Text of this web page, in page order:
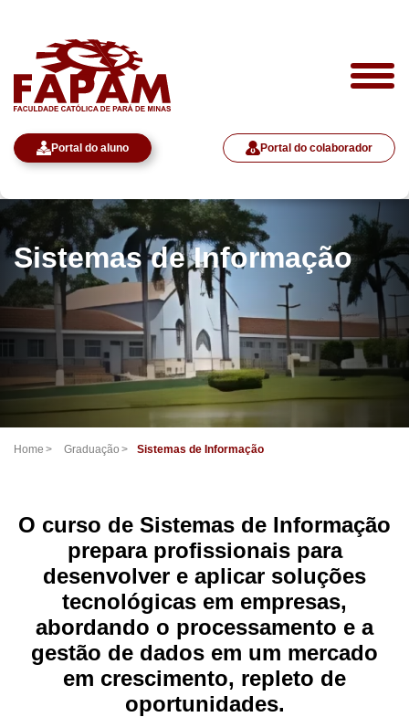
Portal do aluno Portal do colaborador
Sistemas de Informação
Home Graduação Sistemas de Informação
O curso de Sistemas de Informação
prepara profissionais para
desenvolver e aplicar soluções
tecnológicas em empresas,
abordando o processamento e a
gestão de dados em um mercado
em crescimento, repleto de
oportunidades.